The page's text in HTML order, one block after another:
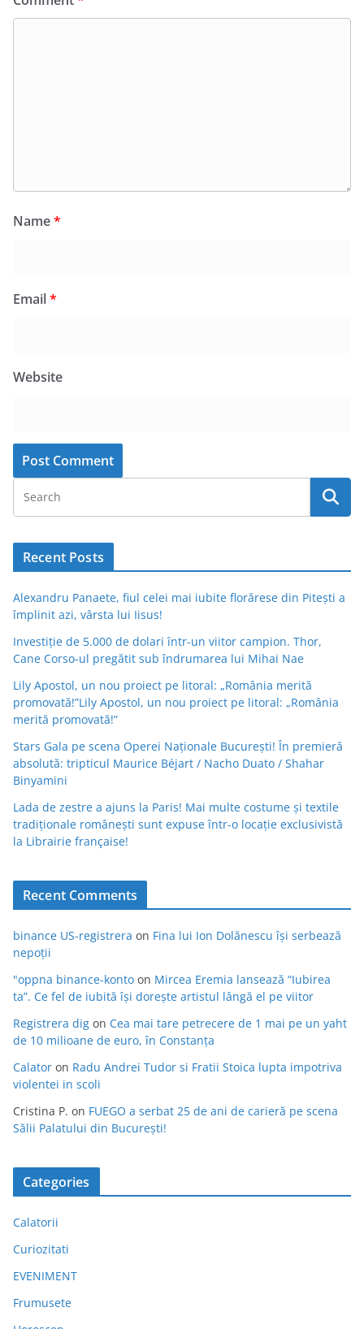
Name*
Email*
Website
Recent Posts
Alexandru Panaete, fiul celei mai iubite florărese din Pitești a
împlinit azi, vârsta lui Iisus!
Investiție de 5.000 de dolari într-un viitor campion. Thor,
Cane Corso-ul pregătit sub îndrumarea lui Mihai Nae
Lily Apostol, un nou proiect pe litoral: „România merită
promovată!”Lily Apostol, un nou proiect pe litoral: „România
merită promovată!”
Stars Gala pe scena Operei Naționale București! În premieră
absolută: tripticul Maurice Béjart / Nacho Duato / Shahar
Binyamini
Lada de zestre a ajuns la Paris! Mai multe costume și textile
tradiționale românești sunt expuse într-o locație exclusivistă
la Librairie française!
Recent Comments
binance US-registrera on Fina lui Ion Dolănescu își serbează
nepoții
"oppna binance-konto on Mircea Eremia lansează “Iubirea
ta”. Ce fel de iubită își dorește artistul lângă el pe viitor
Registrera dig on Cea mai tare petrecere de 1 mai pe un yaht
de 10 milioane de euro, în Constanța
Calator on Radu Andrei Tudor si Fratii Stoica lupta impotriva
violentei in scoli
Cristina P. on FUEGO a serbat 25 de ani de carieră pe scena
Sălii Palatului din București!
Categories
Calatorii
Curiozitati
EVENIMENT
Frumusete